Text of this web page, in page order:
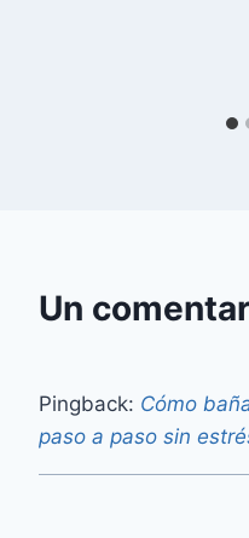
Un
Pingback: Cómo
paso a paso sin